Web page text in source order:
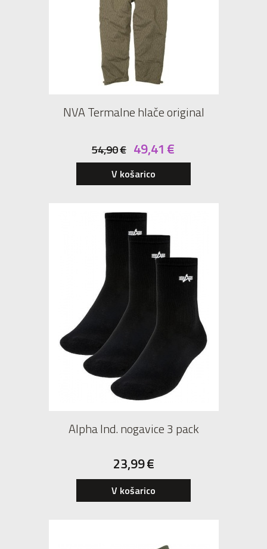
M L
NVA Termalne hlače original
54,90€ 49,41 €
V košarico
40 41
Alpha Ind. nogavice 3 pack
23,99€
V košarico